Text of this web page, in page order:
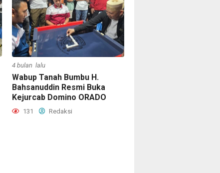
4 bulan lalu
Wabup Tanah Bumbu H.
Bahsanuddin Resmi Buka
Kejurcab Domino ORADO
131 Redaksi